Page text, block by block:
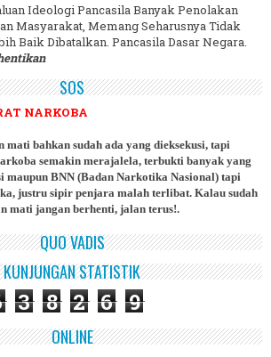
Ideologi Pancasila Banyak Penolakan
Masyarakat, Memang Seharusnya Tidak
Baik Dibatalkan. Pancasila Dasar Negara.
SOS
NARKOBA
mati bahkan sudah ada yang dieksekusi, tapi
semakin merajalela, terbukti banyak yang
maupun BNN (Badan Narkotika Nasional) tapi
justru sipir penjara malah terlibat. Kalau sudah
mati jangan berhenti, jalan terus!.
QUO VADIS
KUNJUNGAN STATISTIK
3 8 2 6 9
ONLINE